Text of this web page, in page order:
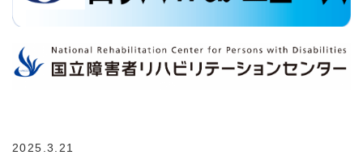
2025.3.21